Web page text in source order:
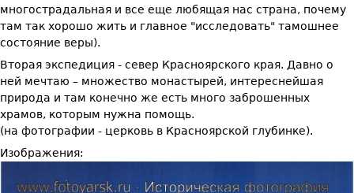
многострадальная и все еще любящая нас страна, почему
там так хорошо жить и главное "исследовать" тамошнее
состояние веры).
Вторая экспедиция - север Красноярского края. Давно о
ней мечтаю – множество монастырей, интереснейшая
природа и там конечно же есть много заброшенных
храмов, которым нужна помощь.
(на фотографии - церковь в Красноярской глубинке).
Изображения: